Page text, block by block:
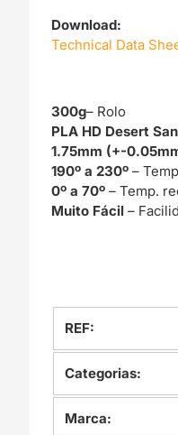
Download:
Technical Data
300g– Rolo
PLA HD Desert
1.75mm (+-
190º a 230º –
0º a 70º – Temp.
Muito Fácil–
REF:
Categorias:
Marca: